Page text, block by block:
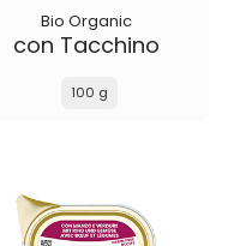
Bio Organic
con Tacchino
100 g